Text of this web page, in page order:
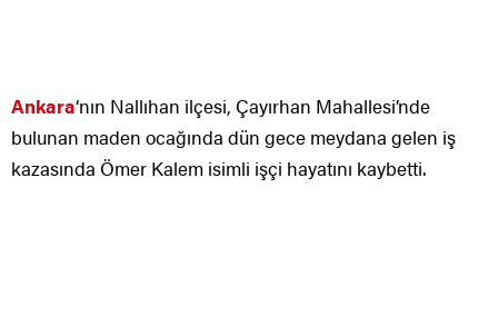
Ankara‘nın Nallıhan ilçesi, Çayırhan Mahallesi’nde
bulunan maden ocağında dün gece meydana gelen iş
kazasında Ömer Kalem isimli işçi hayatını kaybetti.